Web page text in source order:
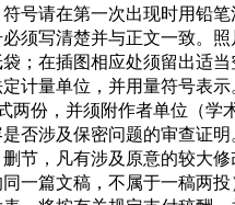
号请在第一次出现时用铅
须写清楚并与正文一致。
；在插图相应处须留出适
计量单位，并用量符号表示
两份，并须附作者单位（学
否涉及保密问题的审查证
节，凡有涉及原意的较大
一篇文稿，不属于一稿两